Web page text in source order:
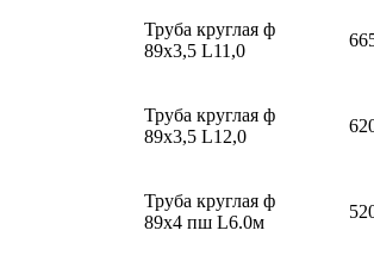
Труба круглая ф
89х3,5 L11,0
Труба круглая ф
89х3,5 L12,0
Труба круглая ф
89х4 пш L6.0м